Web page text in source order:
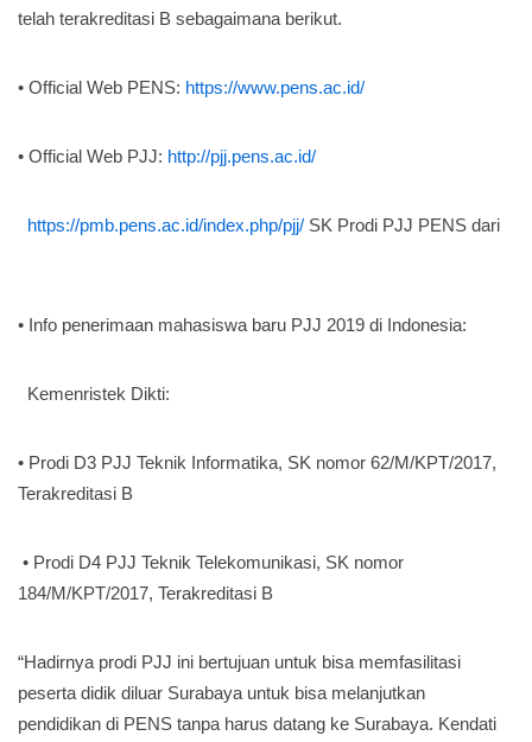
telah terakreditasi B sebagaimana berikut.
• Official Web PENS: https://www.pens.ac.id/
• Official Web PJJ: http://pjj.pens.ac.id/
https://pmb.pens.ac.id/index.php/pjj/ SK Prodi PJJ PENS dari
• Info penerimaan mahasiswa baru PJJ 2019 di Indonesia:
Kemenristek Dikti:
• Prodi D3 PJJ Teknik Informatika, SK nomor 62/M/KPT/2017,
Terakreditasi B
• Prodi D4 PJJ Teknik Telekomunikasi, SK nomor
184/M/KPT/2017, Terakreditasi B
“Hadirnya prodi PJJ ini bertujuan untuk bisa memfasilitasi
peserta didik diluar Surabaya untuk bisa melanjutkan
pendidikan di PENS tanpa harus datang ke Surabaya. Kendati